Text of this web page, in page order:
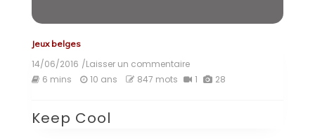
Jeux belges
14/06/2016 /Laisser un commentaireon
Keep
6 mins 10 ans 847 mots 1 28
Keep Cool